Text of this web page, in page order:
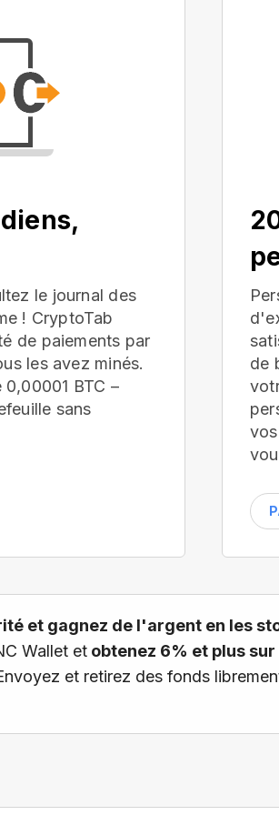
le journal des
! CryptoTab
de paiements par
les avez minés.
BTC –
sans
de
et gagnez de l'argent en les
Wallet et obtenez 6% et plus
et retirez des fonds